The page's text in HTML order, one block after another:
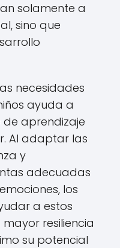
solamente a
sino que
necesidades
ayuda a
aprendizaje
Al adaptar las
y
adecuadas
los
a estos
resiliencia
su potencial